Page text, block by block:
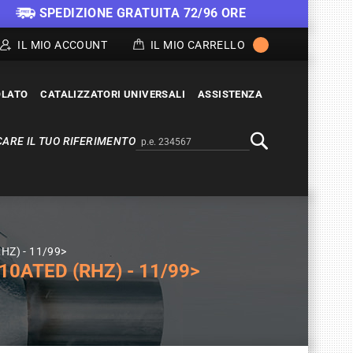
SPEDIZIONE GRATUITA 72/96 ORE
IL MIO ACCOUNT IL MIO CARRELLO
CATALIZZATORI UNIVERSALI ASSISTENZA
Alternativa a Doofinder
IL TUO RIFERIMENTO
- 11/99>
(RHZ) - 11/99>